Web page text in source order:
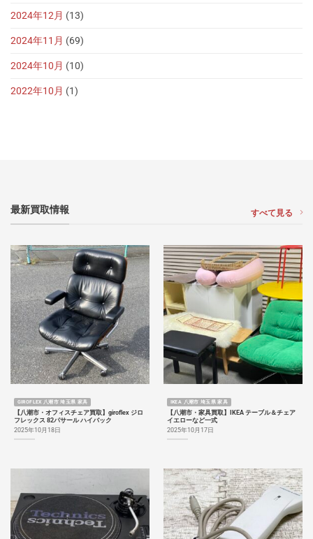
2024年12月 (13)
2024年11月 (69)
2024年10月 (10)
2022年10月 (1)
最新買取情報 すべて見る
GIROFLEX 八潮市 埼玉県 家具
【八潮市・オフィスチェア買取】giroflex ジロ
フレックス 82パサール ハイバック
2025年10月18日
IKEA 八潮市 埼玉県 家具
【八潮市・家具買取】IKEA テーブル＆チェア
イエローなど一式
2025年10月17日